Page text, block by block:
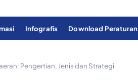
Infografis Download Peraturan
Pengertian, Jenis dan Strategi